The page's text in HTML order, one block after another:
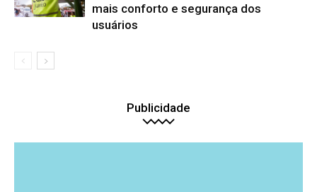
mais conforto e segurança dos
usuários
Publicidade